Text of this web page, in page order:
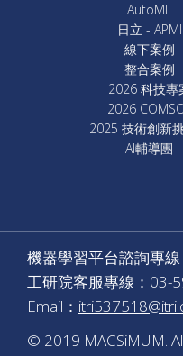
AutoML
日立 - APMI
線下案例
整合案例
2026 科技專
2026
2025 技術創新
AI輔導團
機器學習平台諮詢專
工研院客服專線：03-
Email：
© 2019 MACSiMUM.